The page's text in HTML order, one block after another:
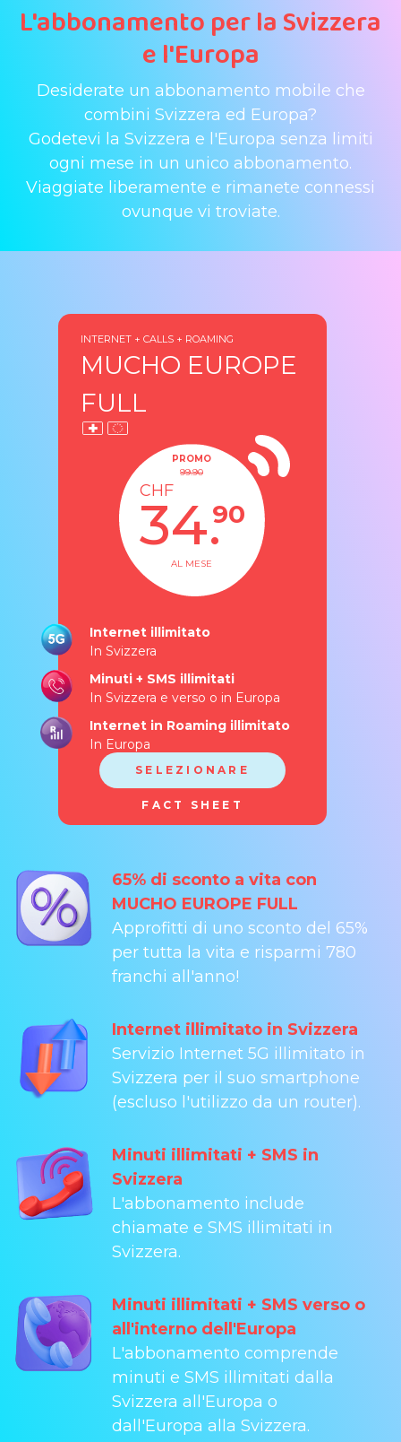
L'abbonamento per la Svizzera
e l'Europa
Desiderate un abbonamento mobile che
combini Svizzera ed Europa?
Godetevi la Svizzera e l'Europa senza limiti
ogni mese in un unico abbonamento.
Viaggiate liberamente e rimanete connessi
ovunque vi troviate.
INTERNET + CALLS + ROAMING
MUCHO EUROPE
FULL
PROMO
99.90
CHF
34.90
AL MESE
Internet illimitato
In Svizzera
Minuti + SMS illimitati
In Svizzera e verso o in Europa
Internet in Roaming illimitato
In Europa
SELEZIONARE
FACT SHEET
65% di sconto a vita con
MUCHO EUROPE FULL
Approfitti di uno sconto del 65%
per tutta la vita e risparmi 780
franchi all'anno!
Internet illimitato in Svizzera
Servizio Internet 5G illimitato in
Svizzera per il suo smartphone
(escluso l'utilizzo da un router).
Minuti illimitati + SMS in
Svizzera
L'abbonamento include
chiamate e SMS illimitati in
Svizzera.
Minuti illimitati + SMS verso o
all'interno dell'Europa
L'abbonamento comprende
minuti e SMS illimitati dalla
Svizzera all'Europa o
dall'Europa alla Svizzera.